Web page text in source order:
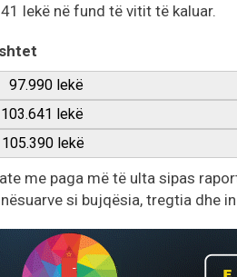
lekë në fund të vitit të kaluar.
lekë
lekë
lekë
me paga më të ulta sipas
si bujqësia, tregtia dhe